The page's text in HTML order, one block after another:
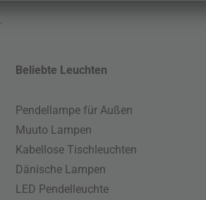
Beliebte Leuchten
Pendellampe für Außen
Muuto Lampen
Kabellose Tischleuchten
Dänische Lampen
LED Pendelleuchte